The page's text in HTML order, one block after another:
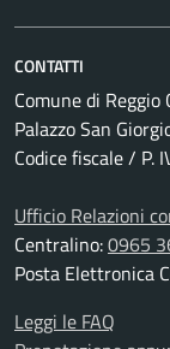
CONTATTI
Comune di Reggio
Palazzo San
Codice fiscale / P.
Ufficio Relazioni
Centralino:0965
Posta Elettronica
Leggi le FAQ